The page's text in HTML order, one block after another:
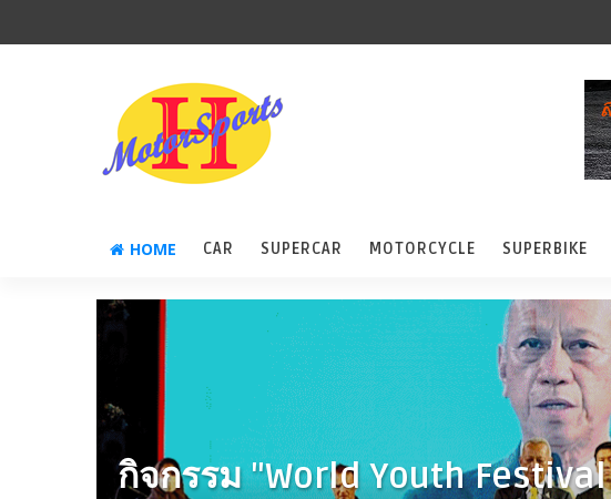
HOME CAR SUPERCAR MOTORCYCLE SUPERBIKE
กิจกรรม "World Youth